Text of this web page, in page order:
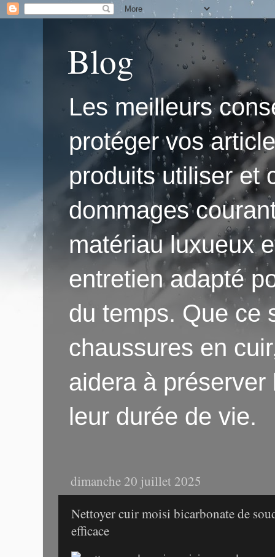
Blog
Les meilleurs
protéger vos
produits utiliser et
dommages
matériau luxueux
entretien adapté
du temps. Que ce
chaussures en
aidera à
leur durée de vie.
dimanche 20 juillet 2025
Nettoyer cuir moisi bicarbonate de
efficace